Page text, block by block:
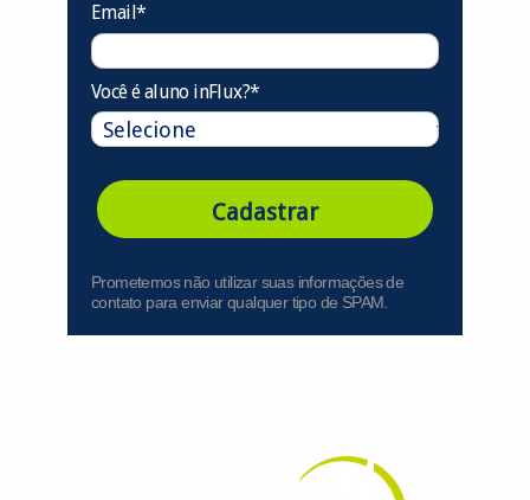
Email*
Você é aluno inFlux?*
Cadastrar
Prometemos não utilizar suas informações de
contato para enviar qualquer tipo de SPAM.